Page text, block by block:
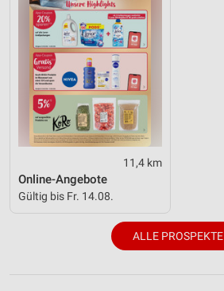
11,4 km
Online-Angebote
Gültig bis Fr. 14.08.
ALLE PROSPEKTE